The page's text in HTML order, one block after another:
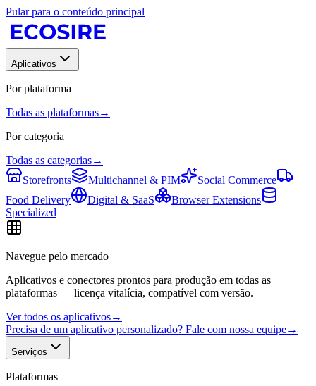
Pular para o conteúdo principal
Aplicativos
Por plataforma
Todas as plataformas→
Por categoria
Todas as categorias→
Storefronts
Multichannel & PIM
Social Commerce
Food Delivery
Digital & SaaS
Browser Extensions
Specialized
Navegue pelo mercado
Aplicativos e conectores prontos para produção em todas as
plataformas — licença vitalícia, compatível com versão.
Ver todos os aplicativos→
Precisa de um aplicativo personalizado? Fale com nossa equipe→
Serviços
Plataformas